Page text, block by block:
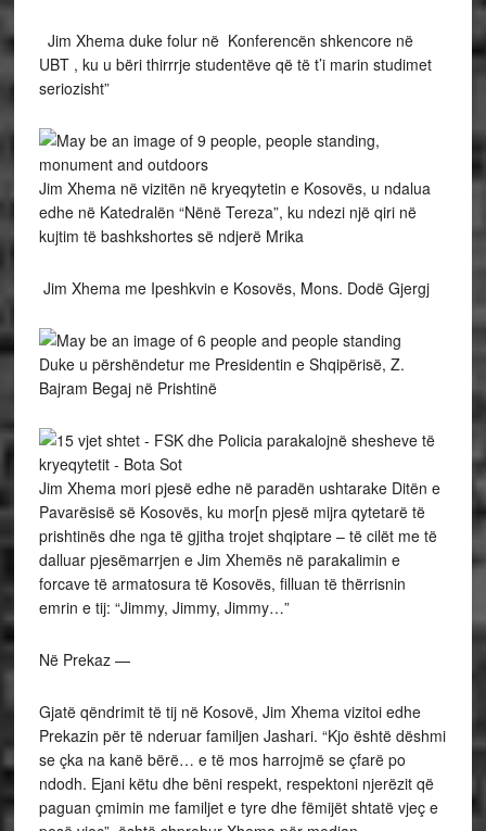
Jim Xhema duke folur në Konferencën shkencore në
UBT , ku u bëri thirrrje studentëve që të t’i marin studimet
seriozisht”
Jim Xhema në vizitën në kryeqytetin e Kosovës, u ndalua
edhe në Katedralën “Nënë Tereza”, ku ndezi një qiri në
kujtim të bashkshortes së ndjerë Mrika
Jim Xhema me Ipeshkvin e Kosovës, Mons. Dodë Gjergj
Duke u përshëndetur me Presidentin e Shqipërisë, Z.
Bajram Begaj në Prishtinë
Jim Xhema mori pjesë edhe në paradën ushtarake Ditën e
Pavarësisë së Kosovës, ku mor[n pjesë mijra qytetarë të
prishtinës dhe nga të gjitha trojet shqiptare – të cilët me të
dalluar pjesëmarrjen e Jim Xhemës në parakalimin e
forcave të armatosura të Kosovës, filluan të thërrisnin
emrin e tij: “Jimmy, Jimmy, Jimmy…”
Në Prekaz —
Gjatë qëndrimit të tij në Kosovë, Jim Xhema vizitoi edhe
Prekazin për të nderuar familjen Jashari. “Kjo është dëshmi
se çka na kanë bërë… e të mos harrojmë se çfarë po
ndodh. Ejani këtu dhe bëni respekt, respektoni njerëzit që
paguan çmimin me familjet e tyre dhe fëmijët shtatë vjeç e